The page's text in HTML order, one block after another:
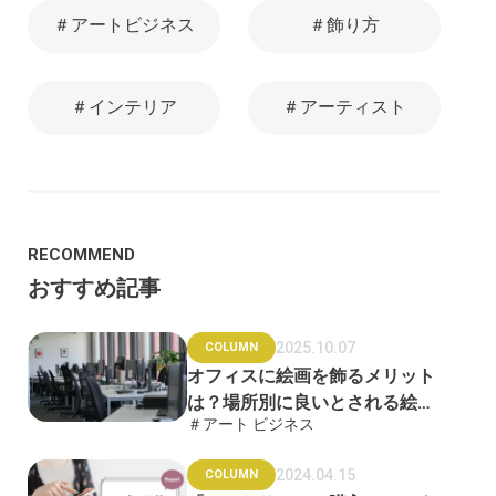
＃アートビジネス ＃飾り方
＃インテリア ＃アーティスト
RECOMMEND
おすすめ記事
COLUMN 2025.10.07
オフィスに絵画を飾るメリット
は？場所別に良いとされる絵画
も紹介
＃アート ビジネス
COLUMN 2024.04.15